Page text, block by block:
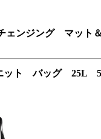
ェンジング マット
エット バッグ